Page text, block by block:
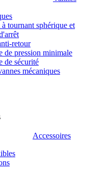
tournant sphérique et
retour
de pression minimale
de sécurité
mécaniques
Accessoires